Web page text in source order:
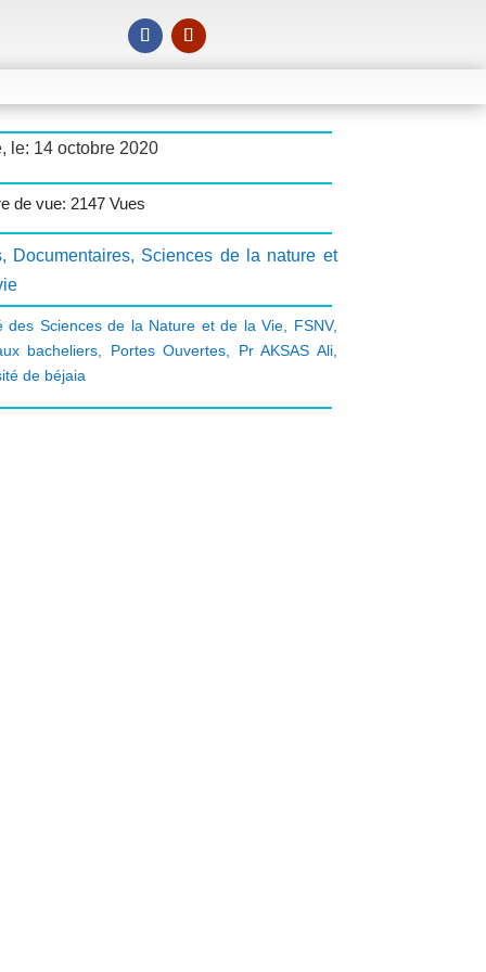
le: 14 octobre 2020
de vue: 2147 Vues
, Documentaires, Sciences de la nature et
des Sciences de la Nature et de la Vie, FSNV,
bacheliers, Portes Ouvertes, Pr AKSAS Ali,
de béjaia